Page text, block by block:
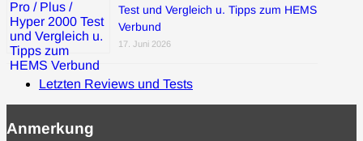
Test und Vergleich u. Tipps zum HEMS
Verbund
17. Juni 2026
Letzten Reviews und Tests
Anmerkung